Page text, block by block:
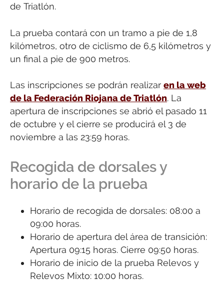
de Triatlón.
La prueba contará con un tramo a pie de 1,8
kilómetros, otro de ciclismo de 6,5 kilómetros y
un final a pie de 900 metros.
Las inscripciones se podrán realizar en la web
de la Federación Riojana de Triatlón. La
apertura de inscripciones se abrió el pasado 11
de octubre y el cierre se producirá el 3 de
noviembre a las 23:59 horas.
Recogida de dorsales y
horario de la prueba
Horario de recogida de dorsales: 08:00 a
09:00 horas.
Horario de apertura del área de transición:
Apertura 09:15 horas. Cierre 09:50 horas.
Horario de inicio de la prueba Relevos y
Relevos Mixto: 10:00 horas.